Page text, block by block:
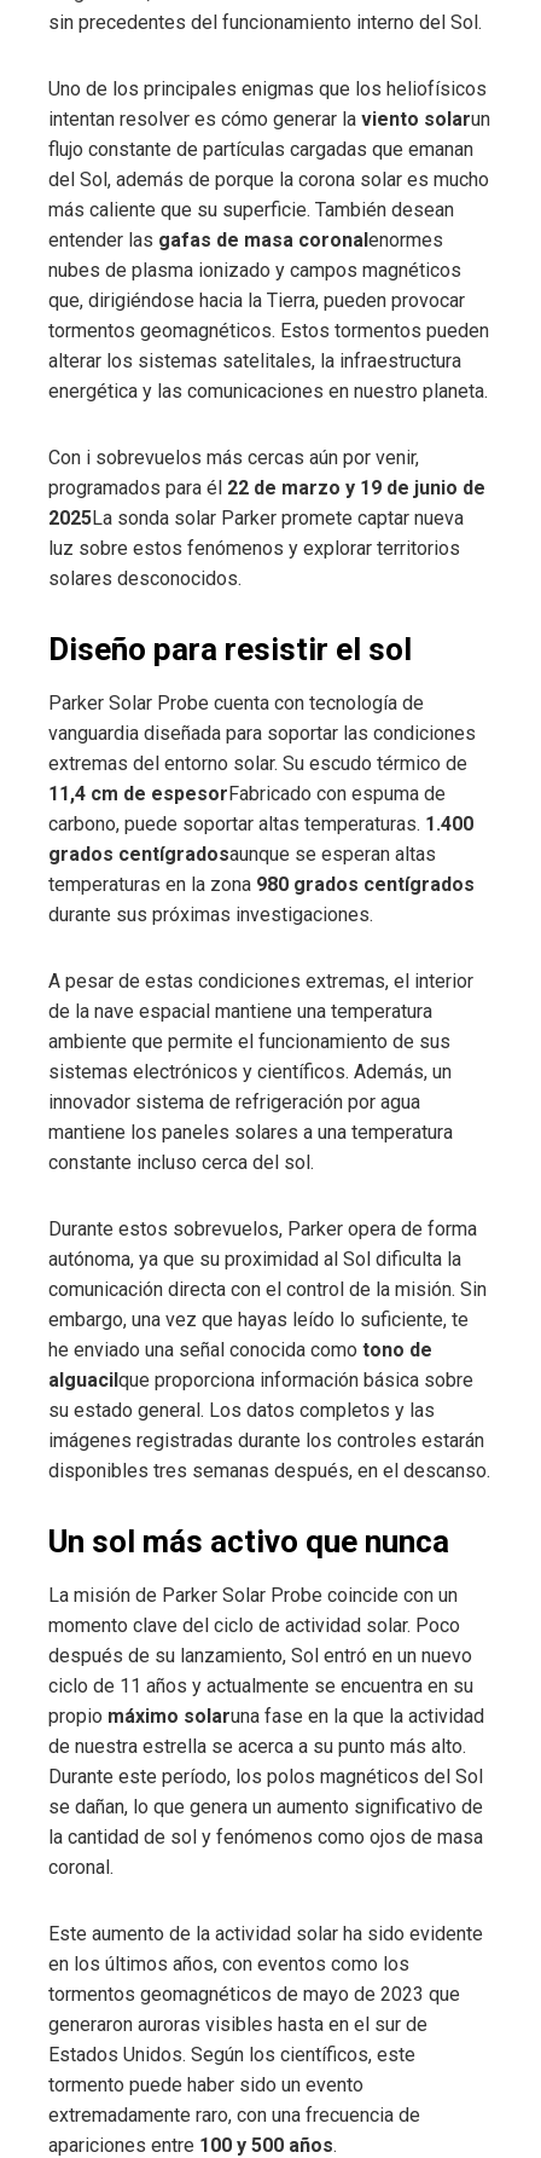
sin precedentes del funcionamiento interno del Sol.
Uno de los principales enigmas que los heliofísicos
intentan resolver es cómo generar la viento solarun
flujo constante de partículas cargadas que emanan
del Sol, además de porque la corona solar es mucho
más caliente que su superficie. También desean
entender las gafas de masa coronalenormes
nubes de plasma ionizado y campos magnéticos
que, dirigiéndose hacia la Tierra, pueden provocar
tormentos geomagnéticos. Estos tormentos pueden
alterar los sistemas satelitales, la infraestructura
energética y las comunicaciones en nuestro planeta.
Con i sobrevuelos más cercas aún por venir,
programados para él 22 de marzo y 19 de junio de
2025La sonda solar Parker promete captar nueva
luz sobre estos fenómenos y explorar territorios
solares desconocidos.
Diseño para resistir el sol
Parker Solar Probe cuenta con tecnología de
vanguardia diseñada para soportar las condiciones
extremas del entorno solar. Su escudo térmico de
11,4 cm de espesorFabricado con espuma de
carbono, puede soportar altas temperaturas. 1.400
grados centígradosaunque se esperan altas
temperaturas en la zona 980 grados centígrados
durante sus próximas investigaciones.
A pesar de estas condiciones extremas, el interior
de la nave espacial mantiene una temperatura
ambiente que permite el funcionamiento de sus
sistemas electrónicos y científicos. Además, un
innovador sistema de refrigeración por agua
mantiene los paneles solares a una temperatura
constante incluso cerca del sol.
Durante estos sobrevuelos, Parker opera de forma
autónoma, ya que su proximidad al Sol dificulta la
comunicación directa con el control de la misión. Sin
embargo, una vez que hayas leído lo suficiente, te
he enviado una señal conocida como tono de
alguacilque proporciona información básica sobre
su estado general. Los datos completos y las
imágenes registradas durante los controles estarán
disponibles tres semanas después, en el descanso.
Un sol más activo que nunca
La misión de Parker Solar Probe coincide con un
momento clave del ciclo de actividad solar. Poco
después de su lanzamiento, Sol entró en un nuevo
ciclo de 11 años y actualmente se encuentra en su
propio máximo solaruna fase en la que la actividad
de nuestra estrella se acerca a su punto más alto.
Durante este período, los polos magnéticos del Sol
se dañan, lo que genera un aumento significativo de
la cantidad de sol y fenómenos como ojos de masa
coronal.
Este aumento de la actividad solar ha sido evidente
en los últimos años, con eventos como los
tormentos geomagnéticos de mayo de 2023 que
generaron auroras visibles hasta en el sur de
Estados Unidos. Según los científicos, este
tormento puede haber sido un evento
extremadamente raro, con una frecuencia de
apariciones entre 100 y 500 años.